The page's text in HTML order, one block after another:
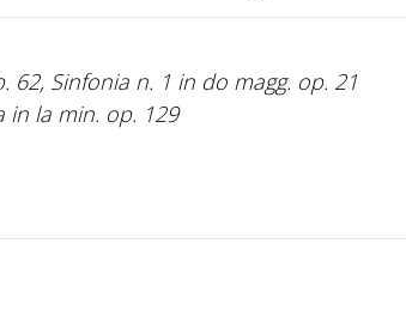
Sinfonia n. 1 in do magg. op. 21
in la min. op. 129